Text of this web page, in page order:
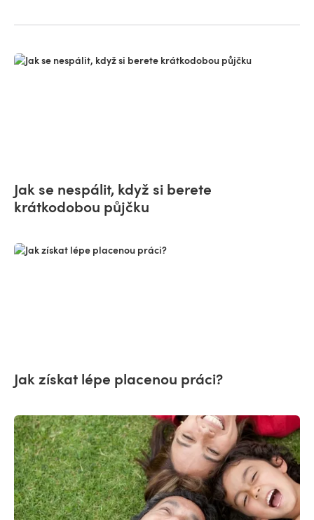
Jak se nespálit, když si berete
krátkodobou půjčku
Jak získat lépe placenou práci?